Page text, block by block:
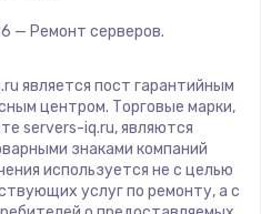
— Ремонт серверов.
является пост гарантийным
центром. Торговые марки,
servers-iq.ru, являются
знаками компаний
используется не с целью
услуг по ремонту, а с